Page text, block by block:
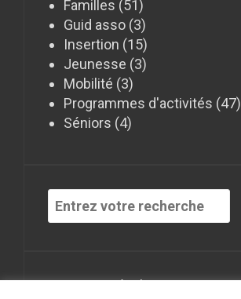
Familles (51)
Guid asso (3)
Insertion (15)
Jeunesse (3)
Mobilité (3)
Programmes d'activités (47)
Séniors (4)
Recherche
pour
Mentions Légales